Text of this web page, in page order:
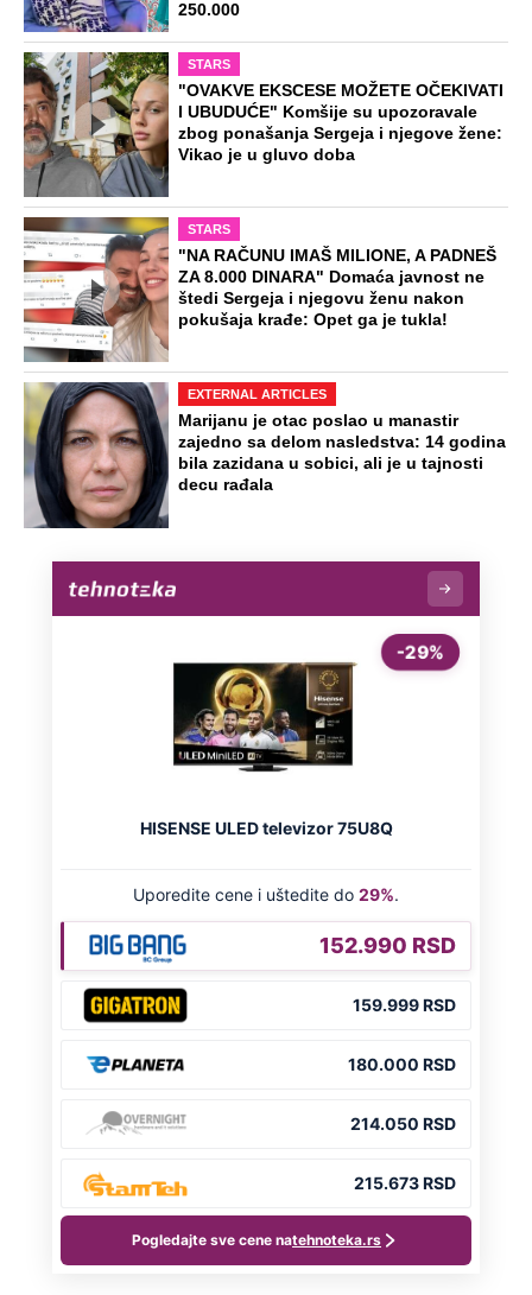
250.000
STARS
"OVAKVE EKSCESE MOŽETE OČEKIVATI
I UBUDUĆE" Komšije su upozoravale
zbog ponašanja Sergeja i njegove žene:
Vikao je u gluvo doba
STARS
"NA RAČUNU IMAŠ MILIONE, A PADNEŠ
ZA 8.000 DINARA" Domaća javnost ne
štedi Sergeja i njegovu ženu nakon
pokušaja krađe: Opet ga je tukla!
EXTERNAL ARTICLES
Marijanu je otac poslao u manastir
zajedno sa delom nasledstva: 14 godina
bila zazidana u sobici, ali je u tajnosti
decu rađala